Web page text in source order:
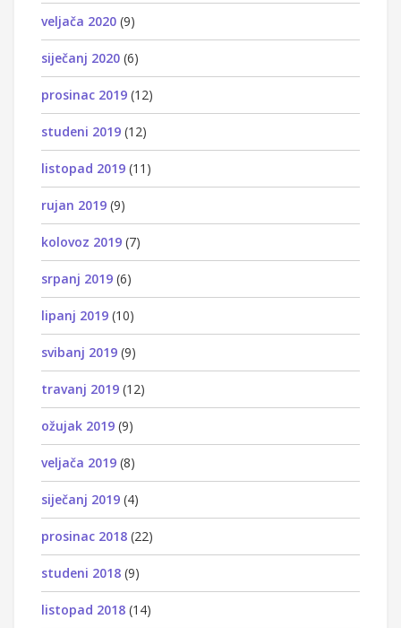
veljača 2020 (9)
siječanj 2020 (6)
prosinac 2019 (12)
studeni 2019 (12)
listopad 2019 (11)
rujan 2019 (9)
kolovoz 2019 (7)
srpanj 2019 (6)
lipanj 2019 (10)
svibanj 2019 (9)
travanj 2019 (12)
ožujak 2019 (9)
veljača 2019 (8)
siječanj 2019 (4)
prosinac 2018 (22)
studeni 2018 (9)
listopad 2018 (14)